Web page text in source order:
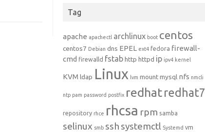
Tag
apache apachectl archlinux boot centos
centos7 Debian dns EPEL ext4 fedora firewall-
cmd firewalld fstab http httpd ip ipv4 kernel
KVM ldap Linux lvm mount mysql nfs nmcli
ntp pam password postfix redhatredhat7
repository rhce rhcsa rpm samba
selinux smb ssh systemctl Systemd vm